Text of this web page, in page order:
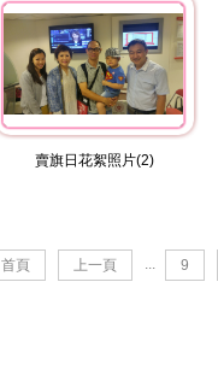
賣旗日花絮照片(2)
首頁 上一頁 ... 9